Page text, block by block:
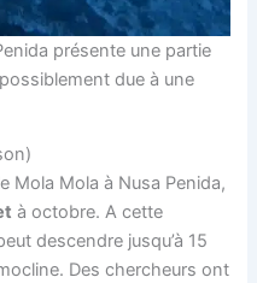
présente une partie
due à une
Mola Mola à Nusa Penida,
à octobre. A cette
descendre jusqu’à 15
Des chercheurs ont